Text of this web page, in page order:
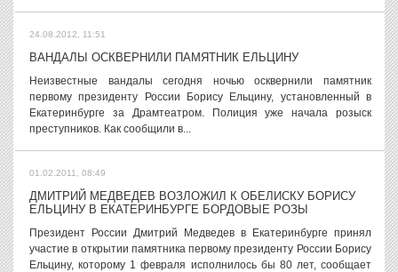
24.08.2012, 11:51
ВАНДАЛЫ ОСКВЕРНИЛИ ПАМЯТНИК ЕЛЬЦИНУ
Неизвестные вандалы сегодня ночью осквернили памятник
первому президенту России Борису Ельцину, установленный в
Екатеринбурге за Драмтеатром. Полиция уже начала розыск
преступников. Как сообщили в...
01.02.2011, 08:49
ДМИТРИЙ МЕДВЕДЕВ ВОЗЛОЖИЛ К ОБЕЛИСКУ БОРИСУ
ЕЛЬЦИНУ В ЕКАТЕРИНБУРГЕ БОРДОВЫЕ РОЗЫ
Президент России Дмитрий Медведев в Екатеринбурге принял
участие в открытии памятника первому президенту России Борису
Ельцину, которому 1 февраля исполнилось бы 80 лет, сообщает